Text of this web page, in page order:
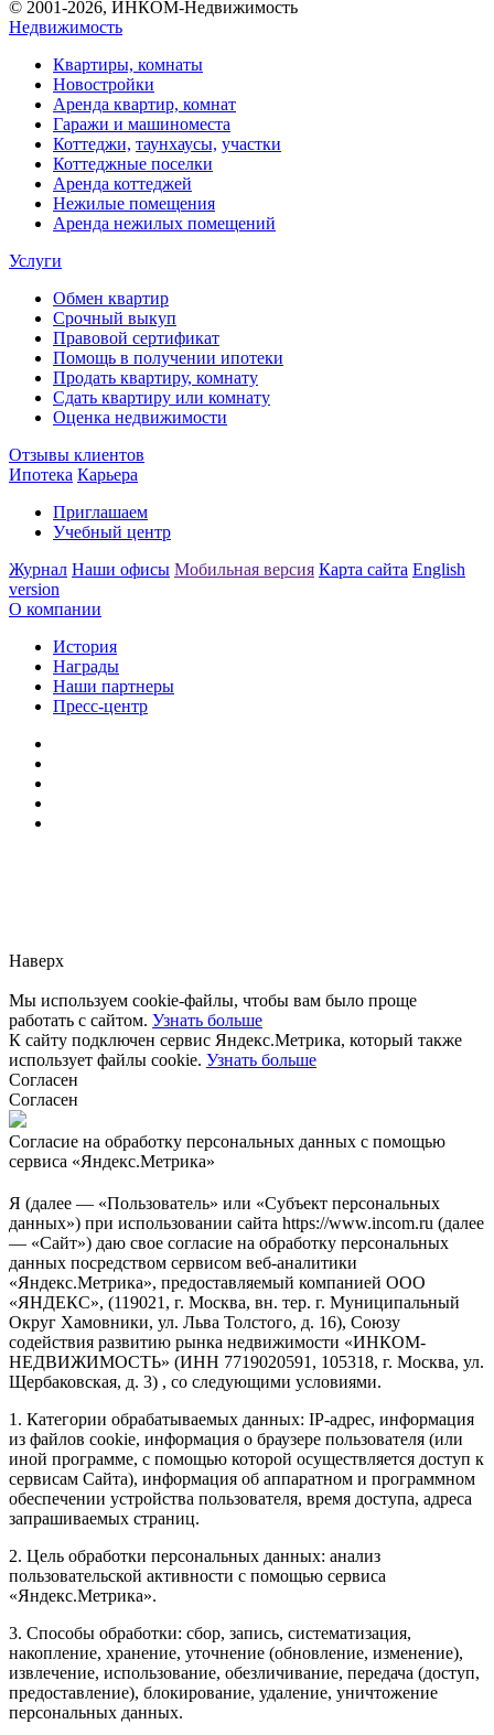
© 2001-2026, ИНКОМ-Недвижимость
Недвижимость
Квартиры, комнаты
Новостройки
Аренда квартир, комнат
Гаражи и машиноместа
Коттеджи, таунхаусы, участки
Коттеджные поселки
Аренда коттеджей
Нежилые помещения
Аренда нежилых помещений
Услуги
Обмен квартир
Срочный выкуп
Правовой сертификат
Помощь в получении ипотеки
Продать квартиру, комнату
Сдать квартиру или комнату
Оценка недвижимости
Отзывы клиентов
Ипотека Карьера
Приглашаем
Учебный центр
Журнал Наши офисы Мобильная версия Карта сайта English
version
О компании
История
Награды
Наши партнеры
Пресс-центр
Наверх
Мы используем cookie-файлы, чтобы вам было проще
работать с сайтом. Узнать больше
К сайту подключен сервис Яндекс.Метрика, который также
использует файлы cookie. Узнать больше
Согласен
Согласен
Согласие на обработку персональных данных с помощью
сервиса «Яндекс.Метрика»
Я (далее — «Пользователь» или «Субъект персональных
данных») при использовании сайта https://www.incom.ru (далее
— «Сайт») даю свое согласие на обработку персональных
данных посредством сервисом веб-аналитики
«Яндекс.Метрика», предоставляемый компанией ООО
«ЯНДЕКС», (119021, г. Москва, вн. тер. г. Муниципальный
Округ Хамовники, ул. Льва Толстого, д. 16), Союзу
содействия развитию рынка недвижимости «ИНКОМ-
НЕДВИЖИМОСТЬ» (ИНН 7719020591, 105318, г. Москва, ул.
Щербаковская, д. 3) , со следующими условиями.
1. Категории обрабатываемых данных: IP-адрес, информация
из файлов cookie, информация о браузере пользователя (или
иной программе, с помощью которой осуществляется доступ к
сервисам Сайта), информация об аппаратном и программном
обеспечении устройства пользователя, время доступа, адреса
запрашиваемых страниц.
2. Цель обработки персональных данных: анализ
пользовательской активности с помощью сервиса
«Яндекс.Метрика».
3. Способы обработки: сбор, запись, систематизация,
накопление, хранение, уточнение (обновление, изменение),
извлечение, использование, обезличивание, передача (доступ,
предоставление), блокирование, удаление, уничтожение
персональных данных.